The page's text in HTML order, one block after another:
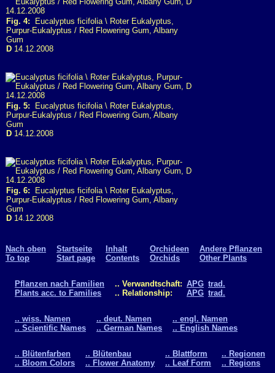
Fig. 4: Eucalyptus ficifolia \ Roter Eukalyptus,
Purpur-Eukalyptus / Red Flowering Gum, Albany
Gum
D 14.12.2008
Fig. 5: Eucalyptus ficifolia \ Roter Eukalyptus,
Purpur-Eukalyptus / Red Flowering Gum, Albany
Gum
D 14.12.2008
Fig. 6: Eucalyptus ficifolia \ Roter Eukalyptus,
Purpur-Eukalyptus / Red Flowering Gum, Albany
Gum
D 14.12.2008
Nach oben
To top
Startseite
Start page
Inhalt
Contents
Orchideen
Orchids
Andere Pflanzen
Other Plants
Pflanzen nach Familien
Plants acc. to Families
.. Verwandtschaft:
.. Relationship:
APG
APG
trad.
trad.
.. wiss. Namen
.. Scientific Names
.. deut. Namen
.. German Names
.. engl. Namen
.. English Names
.. Blütenfarben
.. Bloom Colors
.. Blütenbau
.. Flower Anatomy
.. Blattform
.. Leaf Form
.. Regionen
.. Regions